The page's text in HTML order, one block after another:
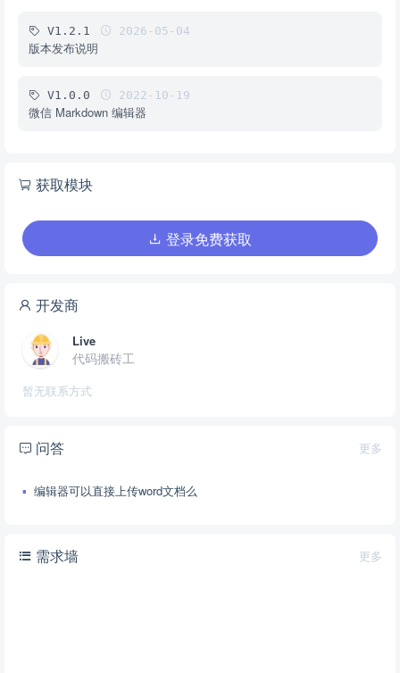
V1.2.1 2026-05-04
版本发布说明
V1.0.0 2022-10-19
微信 Markdown 编辑器
获取模块
登录免费获取
开发商
Live
代码搬砖工
暂无联系方式
更多
问答
编辑器可以直接上传word文档么
更多
需求墙